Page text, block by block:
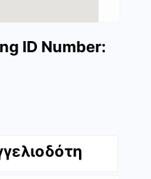
ID Number: